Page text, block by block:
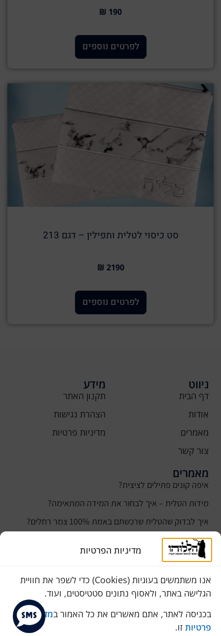
מדיניות הפרטיות
אנו משתמשים בעוגיות (Cookies) כדי לשפר את חוויית
הגלישה באתר, ולאסוף נתונים סטטיסטים, ועוד.
בכניסה לאתר, אתם מאשרים את כל האמור במדיניות
פרטיות זו.
190 ₪
לפרטים נוספים
סט כיסוי לטלית ותפילין – דגם 213
2190 ₪
לפרטים נוספים
ניווט
דף הבית
אודות
מאמרים
צור קשר
מידע
תקנון האתר
הצהרת נגישות
מדיניות פרטיות
מאמרים
איפה קונים פתילים לציצית?
מידות הטלית – איך לבחור את המידה המתאימה?
איך לבדוק שהטלית שרכשתם באמת 100% צמר רחלים?
למה נהוג לקנות טלית לחתן ביום חתונתו?
כמה עולה טלית לחתן
סוגי טליתות
שירות לקוחות
050-774-8845
הכחול 10 א.ת, כנות